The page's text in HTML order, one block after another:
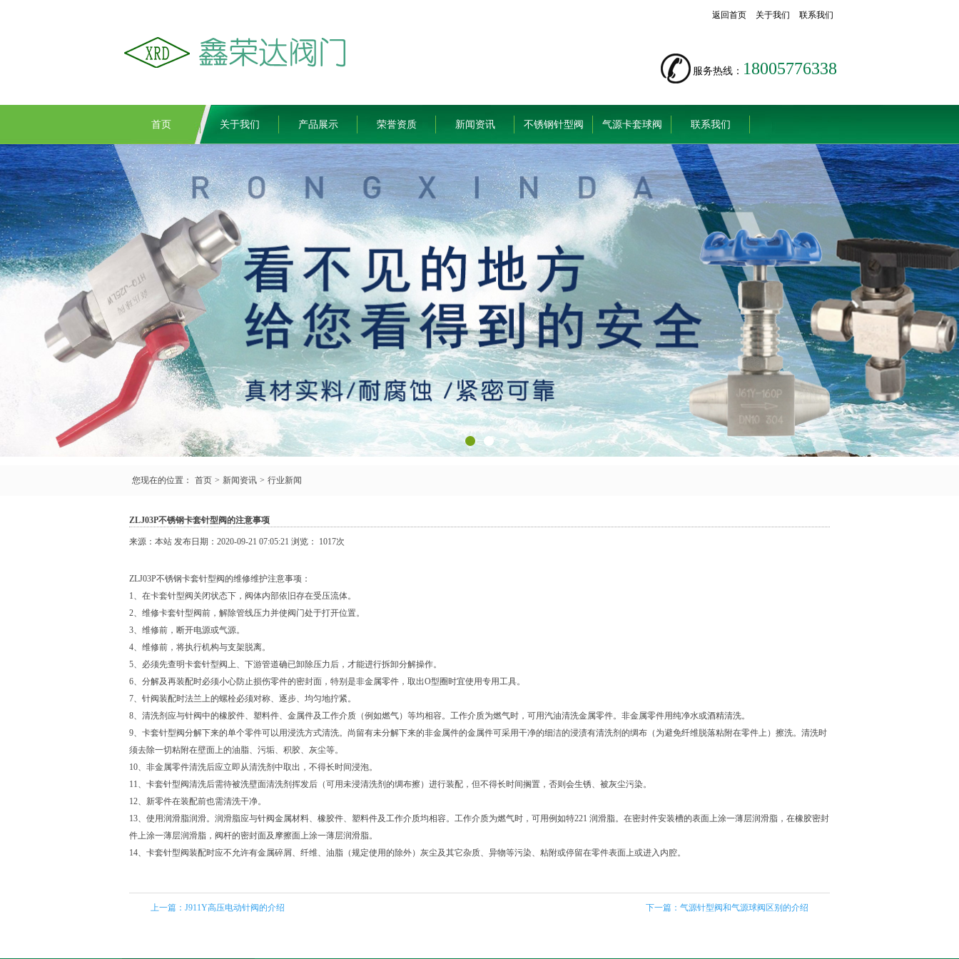
返回首页 关于我们 联系我们
服务热线： 18005776338
首页 关于我们 产品展示 荣誉资质 新闻资讯 不锈钢针型阀 气源卡套球阀 联系我们
您现在的位置： 首页 > 新闻资讯 > 行业新闻
ZLJ03P不锈钢卡套针型阀的注意事项
来源：本站 发布日期：2020-09-21 07:05:21 浏览： 1017次
ZLJ03P不锈钢卡套针型阀的维修维护注意事项：
1、在卡套针型阀关闭状态下，阀体内部依旧存在受压流体。
2、维修卡套针型阀前，解除管线压力并使阀门处于打开位置。
3、维修前，断开电源或气源。
4、维修前，将执行机构与支架脱离。
5、必须先查明卡套针型阀上、下游管道确已卸除压力后，才能进行拆卸分解操作。
6、分解及再装配时必须小心防止损伤零件的密封面，特别是非金属零件，取出O型圈时宜使用专用工具。
7、针阀装配时法兰上的螺栓必须对称、逐步、均匀地拧紧。
8、清洗剂应与针阀中的橡胶件、塑料件、金属件及工作介质（例如燃气）等均相容。工作介质为燃气时，可用汽油清洗金属零件。非金属零件用纯净水或酒精清洗。
9、卡套针型阀分解下来的单个零件可以用浸洗方式清洗。尚留有未分解下来的非金属件的金属件可采用干净的细洁的浸渍有清洗剂的绸布（为避免纤维脱落粘附在零件上）擦洗。清洗时
须去除一切粘附在壁面上的油脂、污垢、积胶、灰尘等。
10、非金属零件清洗后应立即从清洗剂中取出，不得长时间浸泡。
11、卡套针型阀清洗后需待被洗壁面清洗剂挥发后（可用未浸清洗剂的绸布擦）进行装配，但不得长时间搁置，否则会生锈、被灰尘污染。
12、新零件在装配前也需清洗干净。
13、使用润滑脂润滑。润滑脂应与针阀金属材料、橡胶件、塑料件及工作介质均相容。工作介质为燃气时，可用例如特221 润滑脂。在密封件安装槽的表面上涂一薄层润滑脂，在橡胶密封
件上涂一薄层润滑脂，阀杆的密封面及摩擦面上涂一薄层润滑脂。
14、卡套针型阀装配时应不允许有金属碎屑、纤维、油脂（规定使用的除外）灰尘及其它杂质、异物等污染、粘附或停留在零件表面上或进入内腔。
上一篇： J911Y高压电动针阀的介绍 下一篇： 气源针型阀和气源球阀区别的介绍